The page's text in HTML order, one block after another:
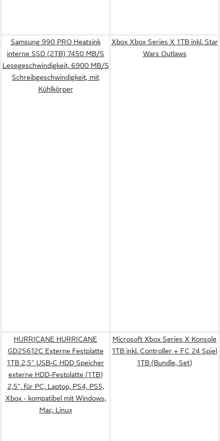
Samsung 990 PRO Heatsink
interne SSD (2TB) 7450 MB/S
Lesegeschwindigkeit, 6900 MB/S
Schreibgeschwindigkeit, mit
Kühlkörper
Xbox Xbox Series X 1TB inkl. Star
Wars Outlaws
HURRICANE HURRICANE
GD25612C Externe Festplatte
1TB 2,5" USB-C HDD Speicher
externe HDD-Festplatte (1TB)
2,5", für PC, Laptop, PS4, PS5,
Xbox - kompatibel mit Windows,
Mac, Linux
Microsoft Xbox Series X Konsole
1TB inkl. Controller + FC 24 Spiel
1TB (Bundle, Set)